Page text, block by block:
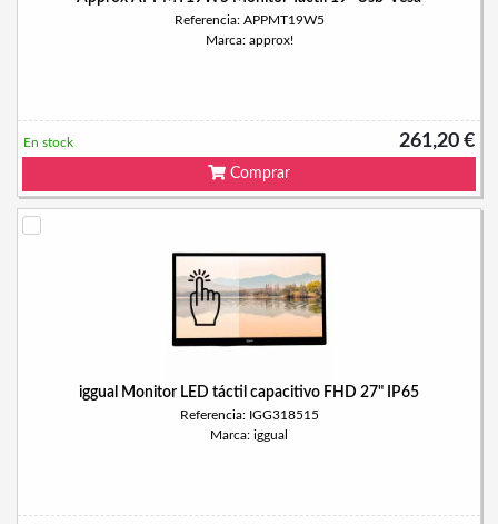
Referencia: APPMT19W5
Marca: approx!
261,20 €
En stock
Comprar
iggual Monitor LED táctil capacitivo FHD 27" IP65
Referencia: IGG318515
Marca: iggual